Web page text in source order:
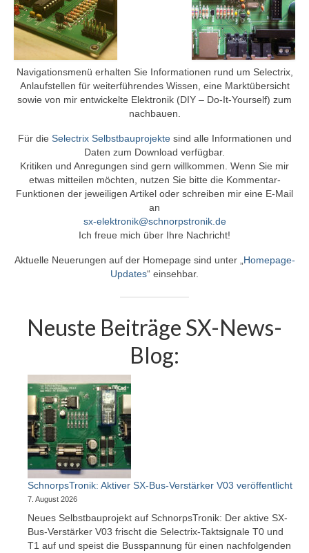
Nachruf Klaus Richter „Der Modellbahn-
Berater“
Selectrix-Elektronik
Selectrix-Elektronik
Anzeigemodul V1
Gleisbelegtmelder V3
Funktionsdecoder V2
Licht-Funktionsdecoder V1
Programmiergleisautomatik V1
Programmiermaus V2
SX-Bus-Verstärker aktiv V03
SX-Verteiler DIN V1
SX-Verteiler DIN-RJ45 V2
Tasten-Eingabe-Modul V1
Archiv
Funktionsdecoder V1
Gleisbelegtmelder V2
Relaiserweiterung V2
Navigationsmenü erhalten Sie Informationen rund um Selectrix,
Anlaufstellen für weiterführendes Wissen, eine Marktübersicht
sowie von mir entwickelte Elektronik (DIY – Do-It-Yourself) zum
nachbauen.
Für die Selectrix Selbstbauprojektesind alle Informationen und
Daten zum Download verfügbar.
Kritiken und Anregungen sind gern willkommen. Wenn Sie mir
etwas mitteilen möchten, nutzen Sie bitte die Kommentar-
Funktionen der jeweiligen Artikel oder schreiben mir eine E-Mail
an
sx-elektronik@schnorpstronik.de
Ich freue mich über Ihre Nachricht!
Aktuelle Neuerungen auf der Homepage sind unter „ Homepage-
Updates“ einsehbar.
Neuste Beiträge SX-News-
Blog:
SchnorpsTronik: Aktiver SX-Bus-Verstärker V03 veröffentlicht
7. August 2026
Neues Selbstbauprojekt auf SchnorpsTronik: Der aktive SX-
Bus-Verstärker V03 frischt die Selectrix-Taktsignale T0 und
T1 auf und speist die Busspannung für einen nachfolgenden